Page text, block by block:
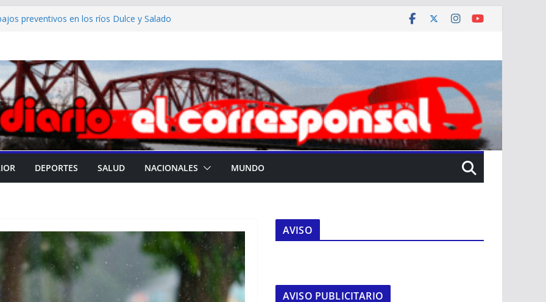
preventivos en los ríos Dulce y Salado
un robo
no registra antecedentes en la Interpol:
me impida moverme por el mundo”
de armas estadounidense tras
DEPORTES SALUD NACIONALES MUNDO
AVISO
AVISO PUBLICITARIO